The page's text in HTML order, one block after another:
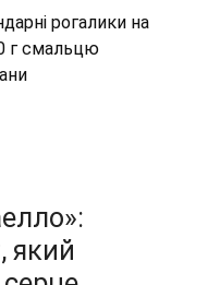
рогалики на
г смальцю
який